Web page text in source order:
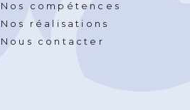
Nos compétences
Nos réalisations
Nous contacter